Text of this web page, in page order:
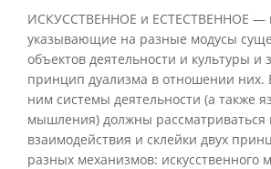
ИСКУССТВЕННОЕ и ЕСТЕСТВЕННОЕ —
указывающие на разные модусы
объектов деятельности и культуры
принцип дуализма в отношении них.
ним системы деятельности (а также
мышления) должны рассматриваться
взаимодействия и склейки двух
разных механизмов: искусственного